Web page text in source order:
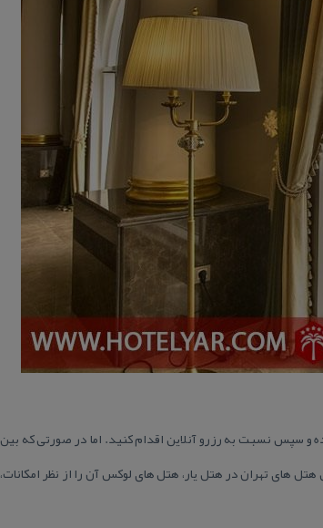
و سپس نسبت به رزرو آنلاین اقدام كنید. اما در صورتی كه بین
های تهران در هتل یار، هتل های لوكس آن را از نظر امكانات،